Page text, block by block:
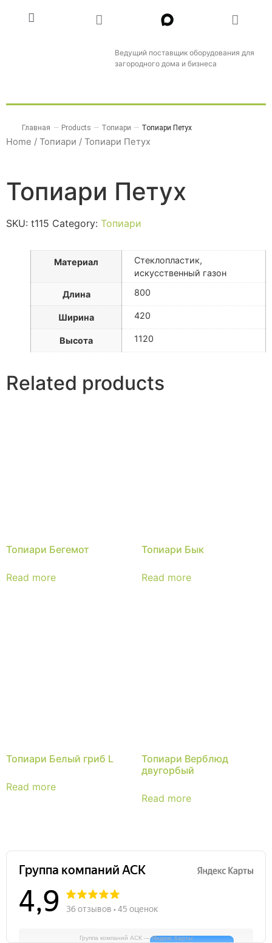
Ведущий поставщик оборудования для
загородного дома и бизнеса
Главная — Products — Топиари — Топиари Петух
Home / Топиари / Топиари Петух
Топиари Петух
SKU: t115 Category: Топиари
Материал
Стеклопластик,
искусственный газон
Длина 800
Ширина 420
Высота 1120
Related products
Топиари Бегемот
Read more
Топиари Бык
Read more
Топиари Белый гриб L
Read more
Топиари Верблюд
двугорбый
Read more
Группа компаний АСК — Яндекс Карты